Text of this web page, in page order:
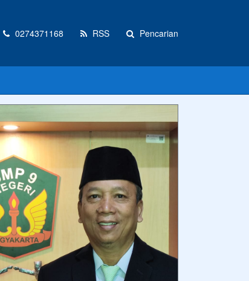
0274371168 RSS Pencarian